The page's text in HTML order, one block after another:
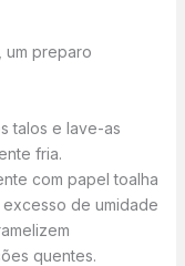
um preparo
talos e lave-as
fria.
com papel toalha
de umidade
quentes.